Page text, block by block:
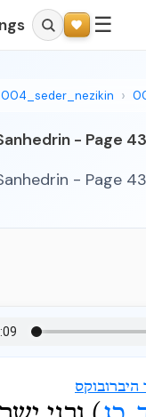
☰
004_seder_nezikin
- Page
- Page